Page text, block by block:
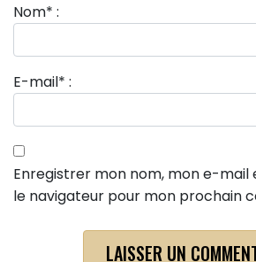
Nom* :
E-mail* :
Enregistrer mon nom, mon e-mail
le navigateur pour mon prochain